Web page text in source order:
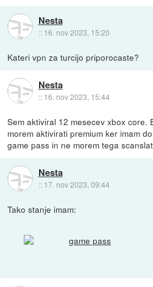
Nesta
:: 16. nov 2023, 15:20
Kateri vpn za turcijo priporocaste?
Nesta
:: 16. nov 2023, 15:44
Sem aktiviral 12 mesecev xbox core.
morem aktivirati premium ker imam
game pass in ne morem tega
Nesta
:: 17. nov 2023, 09:44
Tako stanje imam: